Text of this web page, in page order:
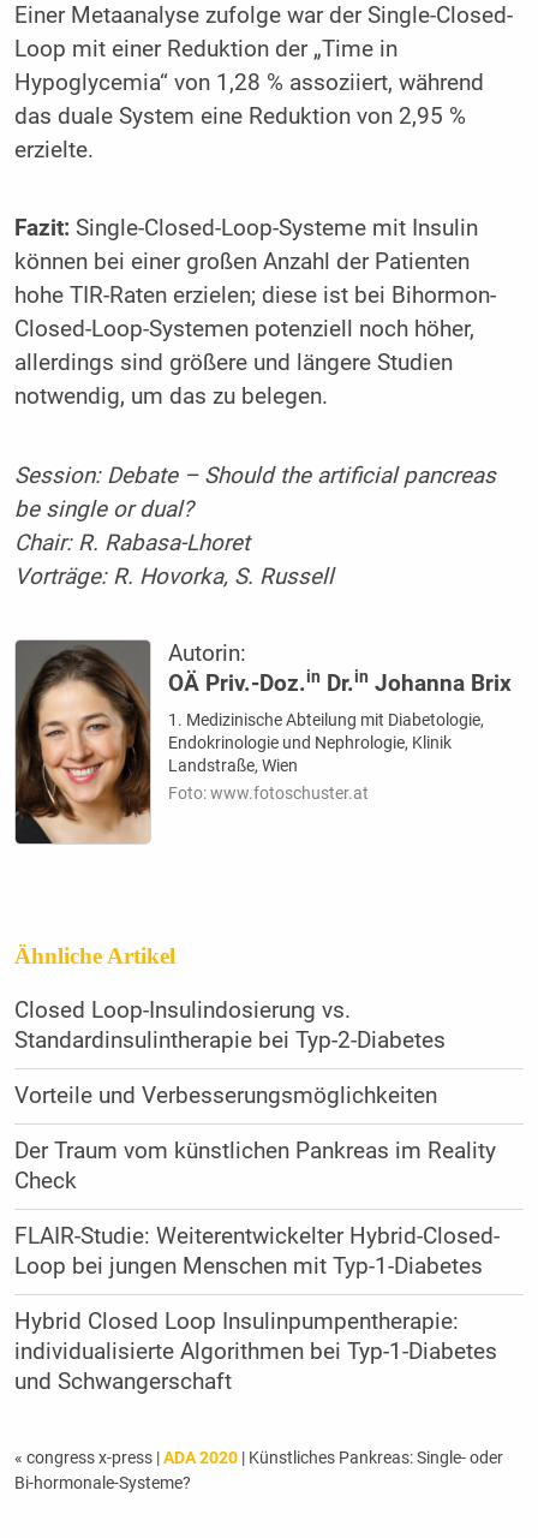
Einer Metaanalyse zufolge war der Single-Closed-
Loop mit einer Reduktion der „Time in
Hypoglycemia“ von 1,28 % assoziiert, während
das duale System eine Reduktion von 2,95 %
erzielte.
Fazit:Single-Closed-Loop-Systeme mit Insulin
können bei einer großen Anzahl der Patienten
hohe TIR-Raten erzielen; diese ist bei Bihormon-
Closed-Loop-Systemen potenziell noch höher,
allerdings sind größere und längere Studien
notwendig, um das zu belegen.
Session: Debate – Should the artificial pancreas
be single or dual?
Chair: R. Rabasa-Lhoret
Vorträge: R. Hovorka, S. Russell
Autorin:
OÄ Priv.-Doz.in Dr.in Johanna Brix
1. Medizinische Abteilung mit Diabetologie,
Endokrinologie und Nephrologie, Klinik
Landstraße, Wien
Foto: www.fotoschuster.at
Ähnliche Artikel
Closed Loop-Insulindosierung vs.
Standardinsulintherapie bei Typ-2-Diabetes
Vorteile und Verbesserungsmöglichkeiten
Der Traum vom künstlichen ­Pankreas im Reality
Check
FLAIR-Studie: Weiterentwickelter Hybrid-Closed-
Loop bei jungen Menschen mit Typ-1-Diabetes
Hybrid Closed Loop Insulinpumpentherapie:
individualisierte Algorithmen bei Typ-1-Diabetes
und Schwangerschaft
« congress x-press |ADA 2020| Künstliches Pankreas: Single- oder
Bi-hormonale-Systeme?